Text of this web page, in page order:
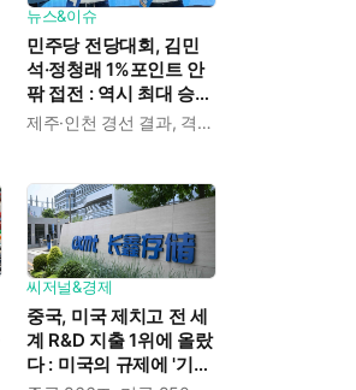
뉴스&이슈
민주당 전당대회, 김민
석·정청래 1%포인트 안
팎 접전 : 역시 최대 승부
처는 호남과 수도권
제주·인천 경선 결과, 격차 0.86%포인트
씨저널&경제
중국, 미국 제치고 전 세
계 R&D 지출 1위에 올랐
다 : 미국의 규제에 '기술